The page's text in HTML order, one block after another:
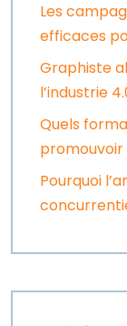
Les
efficaces
Graphiste
l’industrie
Quels
promouvoir
Pourquoi